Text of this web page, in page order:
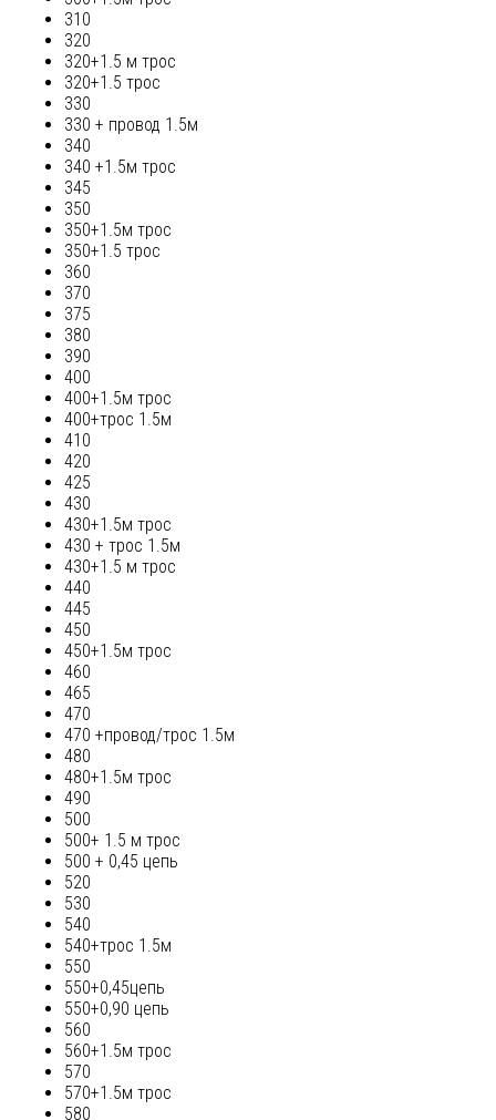
310
320
320+1.5 м трос
320+1.5 трос
330
330 + провод 1.5м
340
340 +1.5м трос
345
350
350+1.5м трос
350+1.5 трос
360
370
375
380
390
400
400+1.5м трос
400+трос 1.5м
410
420
425
430
430+1.5м трос
430 + трос 1.5м
430+1.5 м трос
440
445
450
450+1.5м трос
460
465
470
470 +провод/трос 1.5м
480
480+1.5м трос
490
500
500+ 1.5 м трос
500 + 0,45 цепь
520
530
540
540+трос 1.5м
550
550+0,45цепь
550+0,90 цепь
560
560+1.5м трос
570
570+1.5м трос
580